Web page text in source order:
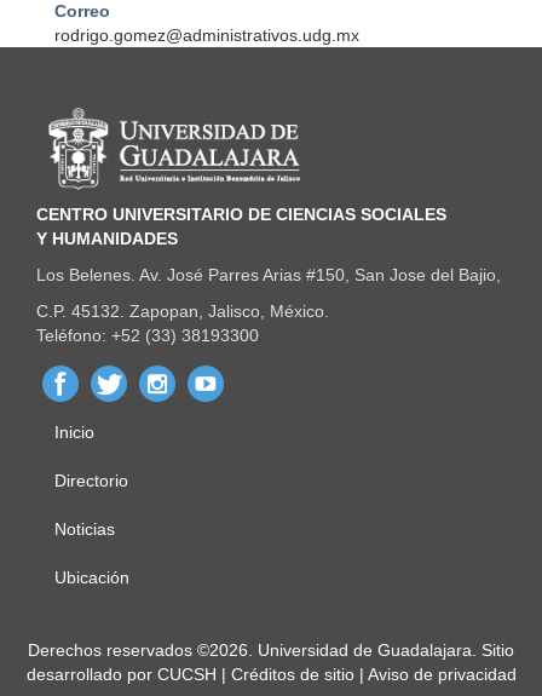
Correo
rodrigo.gomez@administrativos.udg.mx
Información del portal
CENTRO UNIVERSITARIO DE CIENCIAS SOCIALES
Y HUMANIDADES
Los Belenes. Av. José Parres Arias #150, San Jose del Bajio,
C.P. 45132. Zapopan, Jalisco, México.
Teléfono: +52 (33) 38193300
Menú
principal
Inicio
Directorio
Noticias
Ubicación
Derechos
Derechos reservados ©2026. Universidad de Guadalajara. Sitio
desarrollado por CUCSH | Créditos de sitio| Aviso de privacidad